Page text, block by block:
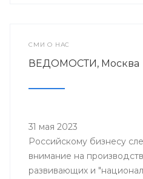
СМИ О НАС
ВЕДОМОСТИ, Москва
31 мая 2023
Российскому бизнесу
внимание на
развивающих и